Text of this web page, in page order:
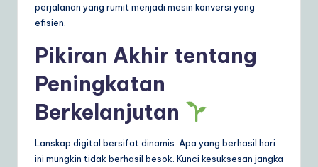
perjalanan yang rumit menjadi mesin konversi yang
efisien.
Pikiran Akhir tentang
Peningkatan
Berkelanjutan
Lanskap digital bersifat dinamis. Apa yang berhasil hari
ini mungkin tidak berhasil besok. Kunci kesuksesan jangka